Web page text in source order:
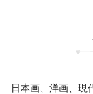
日本画、洋画、現